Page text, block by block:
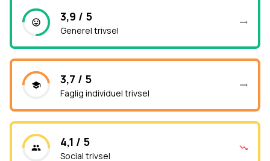
3,9 / 5
Generel trivsel
3,7 / 5
Faglig individuel trivsel
4,1 / 5
Social trivsel